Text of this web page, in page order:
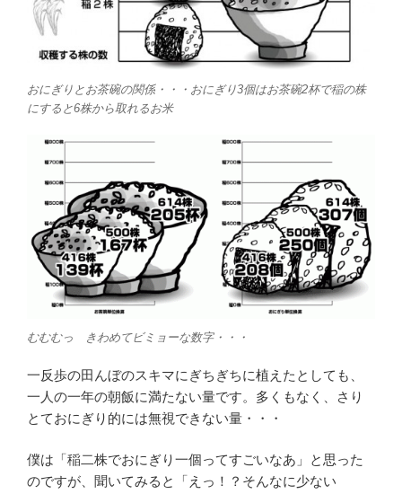
おにぎりとお茶碗の関係・・・おにぎり3個はお茶碗2杯で稲の株
にすると6株から取れるお米
むむむっ きわめてビミョーな数字・・・
一反歩の田んぼのスキマにぎちぎちに植えたとしても、
一人の一年の朝飯に満たない量です。多くもなく、さり
とておにぎり的には無視できない量・・・
僕は「稲二株でおにぎり一個ってすごいなあ」と思った
のですが、聞いてみると「えっ！？そんなに少ない